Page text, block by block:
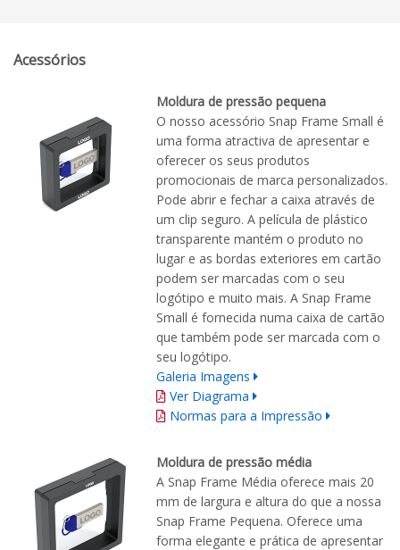
Acessórios
Moldura de pressão pequena
O nosso acessório Snap Frame Small é
uma forma atractiva de apresentar e
oferecer os seus produtos
promocionais de marca personalizados.
Pode abrir e fechar a caixa através de
um clip seguro. A película de plástico
transparente mantém o produto no
lugar e as bordas exteriores em cartão
podem ser marcadas com o seu
logótipo e muito mais. A Snap Frame
Small é fornecida numa caixa de cartão
que também pode ser marcada com o
seu logótipo.
Galeria Imagens
Ver Diagrama
Normas para a Impressão
Moldura de pressão média
A Snap Frame Média oferece mais 20
mm de largura e altura do que a nossa
Snap Frame Pequena. Oferece uma
forma elegante e prática de apresentar